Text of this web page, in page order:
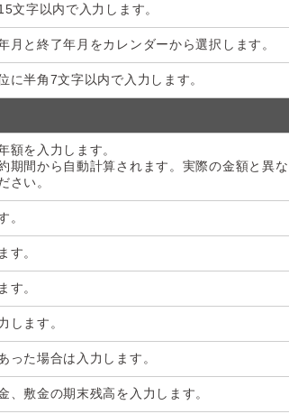
文字以内で入力します。
月と終了年月をカレンダーから選択します。
に半角7文字以内で入力します。
額を入力します。
期間から自動計算されます。実際の金額と異
さい。
。
す。
す。
します。
った場合は入力します。
、敷金の期末残高を入力します。